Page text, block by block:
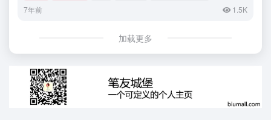
7年前 1.5K
加载更多